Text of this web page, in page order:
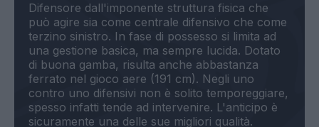
Difensore dall'imponente struttura fisica che
può agire sia come centrale difensivo che come
terzino sinistro. In fase di possesso si limita ad
una gestione basica, ma sempre lucida. Dotato
di buona gamba, risulta anche abbastanza
ferrato nel gioco aere (191 cm). Negli uno
contro uno difensivi non è solito temporeggiare,
spesso infatti tende ad intervenire. L'anticipo è